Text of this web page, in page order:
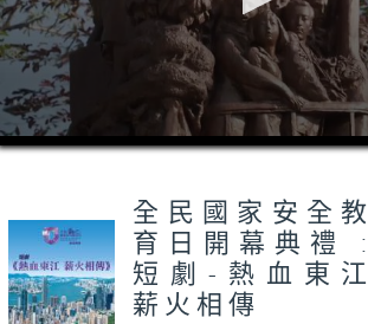
0
seconds
6
seconds
全民國家安全教
育日開幕典禮 :
短劇-熱血東江
薪火相傳